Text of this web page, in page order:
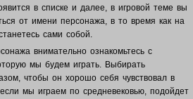
в списке и далее, в игровой теме вы
от имени персонажа, в то время как на
сами собой.
внимательно ознакомьтесь с
мы будем играть. Выбирать
чтобы он хорошо себя чувствовал в
мы играем по средневековью, подойдет